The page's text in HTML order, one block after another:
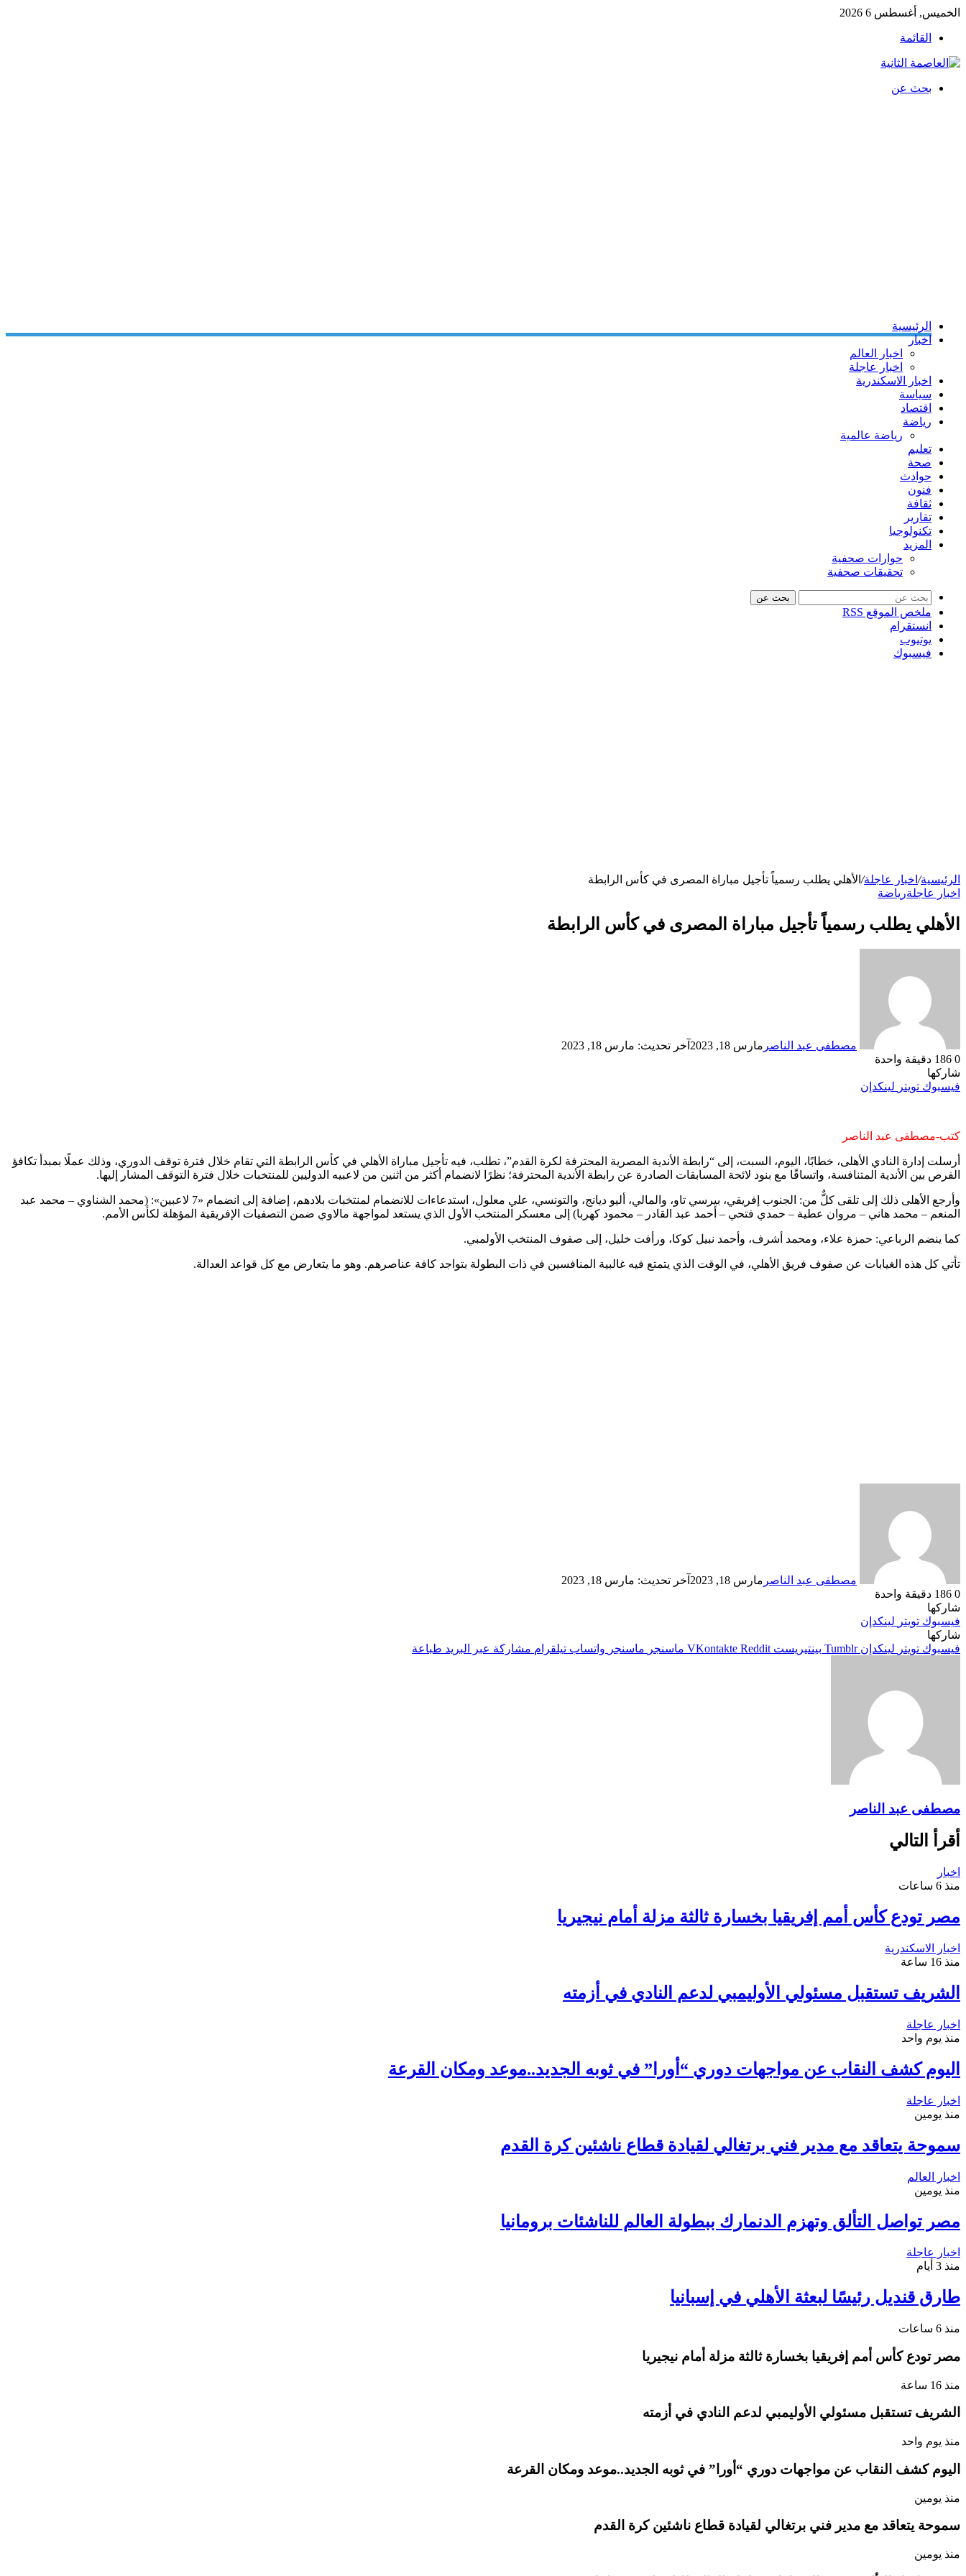
الخميس, أغسطس 6 2026
القائمة
بحث عن
الرئيسية
اخبار
اخبار العالم
اخبار عاجلة
اخبار الاسكندرية
سياسة
اقتصاد
رياضة
رياضة عالمية
تعليم
صحة
حوادث
فنون
ثقافة
تقارير
تكنولوجيا
المزيد
حوارات صحفية
تحقيقات صحفية
بحث عن
ملخص الموقع RSS
انستقرام
يوتيوب
فيسبوك
الرئيسية/ اخبار عاجلة/ الأهلي يطلب رسمياً تأجيل مباراة المصرى في كأس الرابطة
اخبار عاجلةرياضة
الأهلي يطلب رسمياً تأجيل مباراة المصرى في كأس الرابطة
مصطفى عبد الناصر مارس 18, 2023
آخر تحديث: مارس 18, 2023
0
دقيقة واحدة
شاركها
فيسبوك تويتر لينكدإن
كتب-مصطفى عبد الناصر
أرسلت إدارة النادي الأهلى، خطابًا، اليوم، السبت، إلى “رابطة الأندية المصرية المحترفة لكرة القدم”، تطلب، فيه تأجيل مباراة الأهلي في كأس الرابطة التي تقام خلال فترة توقف الدوري، وذلك عملًا بمبدأ تكافؤ
الفرص بين الأندية المتنافسة، واتساقًا مع بنود لائحة المسابقات الصادرة عن رابطة الأندية المحترفة؛ نظرًا لانضمام أكثر من اثنين من لاعبيه الدوليين للمنتخبات خلال فترة التوقف المشار إليها.
وأرجع الأهلى ذلك إلى تلقى كلٌّ من: الجنوب إفريقي، بيرسي تاو، والمالي، أليو ديانج، والتونسي، علي معلول، استدعاءات للانضمام لمنتخبات بلادهم، إضافة إلى انضمام «7 لاعبين»: (محمد الشناوي – محمد عبد
المنعم – محمد هاني – مروان عطية – حمدي فتحي – أحمد عبد القادر – محمود كهربا) إلى معسكر المنتخب الأول الذي يستعد لمواجهة مالاوي ضمن التصفيات الإفريقية المؤهلة لكأس الأمم.
كما ينضم الرباعي: حمزة علاء، ومحمد أشرف، وأحمد نبيل كوكا، ورأفت خليل، إلى صفوف المنتخب الأولمبي.
تأتي كل هذه الغيابات عن صفوف فريق الأهلي، في الوقت الذي يتمتع فيه غالبية المنافسين في ذات البطولة بتواجد كافة عناصرهم. وهو ما يتعارض مع كل قواعد العدالة.
مصطفى عبد الناصر مارس 18, 2023
آخر تحديث: مارس 18, 2023
0
دقيقة واحدة
شاركها
فيسبوك تويتر لينكدإن
شاركها
فيسبوك تويتر لينكدإن بينتيريست ماسنجر ماسنجر واتساب تيلقرام مشاركة عبر البريد طباعة
مصطفى عبد الناصر
أقرأ التالي
اخبار
منذ 6 ساعات
مصر تودع كأس أمم إفريقيا بخسارة ثالثة مزلة أمام نيجيريا
اخبار الاسكندرية
منذ 16 ساعة
الشريف تستقبل مسئولي الأوليمبي لدعم النادي في أزمته
اخبار عاجلة
منذ يوم واحد
اليوم كشف النقاب عن مواجهات دوري “أورا” في ثوبه الجديد..موعد ومكان القرعة
اخبار عاجلة
منذ يومين
سموحة يتعاقد مع مدير فني برتغالي لقيادة قطاع ناشئين كرة القدم
اخبار العالم
منذ يومين
مصر تواصل التألق وتهزم الدنمارك ببطولة العالم للناشئات برومانيا
اخبار عاجلة
منذ 3 أيام
طارق قنديل رئيسًا لبعثة الأهلي في إسبانيا
منذ 6 ساعات
مصر تودع كأس أمم إفريقيا بخسارة ثالثة مزلة أمام نيجيريا
منذ 16 ساعة
الشريف تستقبل مسئولي الأوليمبي لدعم النادي في أزمته
منذ يوم واحد
اليوم كشف النقاب عن مواجهات دوري “أورا” في ثوبه الجديد..موعد ومكان القرعة
منذ يومين
سموحة يتعاقد مع مدير فني برتغالي لقيادة قطاع ناشئين كرة القدم
منذ يومين